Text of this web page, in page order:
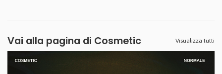
Vai alla pagina di Cosmetic Visualizza tutti